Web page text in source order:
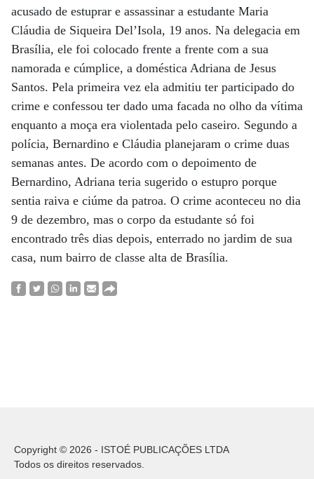
acusado de estuprar e assassinar a estudante Maria
Cláudia de Siqueira Del’Isola, 19 anos. Na delegacia em
Brasília, ele foi colocado frente a frente com a sua
namorada e cúmplice, a doméstica Adriana de Jesus
Santos. Pela primeira vez ela admitiu ter participado do
crime e confessou ter dado uma facada no olho da vítima
enquanto a moça era violentada pelo caseiro. Segundo a
polícia, Bernardino e Cláudia planejaram o crime duas
semanas antes. De acordo com o depoimento de
Bernardino, Adriana teria sugerido o estupro porque
sentia raiva e ciúme da patroa. O crime aconteceu no dia
9 de dezembro, mas o corpo da estudante só foi
encontrado três dias depois, enterrado no jardim de sua
casa, num bairro de classe alta de Brasília.
Copyright © 2026 - ISTOÉ PUBLICAÇÕES LTDA
Todos os direitos reservados.